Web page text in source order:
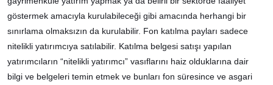
göstermek amacıyla kurulabileceği gibi amacında herhangi bir
sınırlama olmaksızın da kurulabilir. Fon katılma payları sadece
nitelikli yatırımcıya satılabilir. Katılma belgesi satışı yapılan
yatırımcıların “nitelikli yatırımcı” vasıflarını haiz olduklarına dair
bilgi ve belgeleri temin etmek ve bunları fon süresince ve asgari